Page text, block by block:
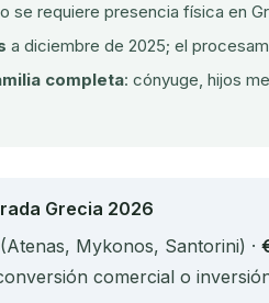
se requiere presencia física en
a diciembre de 2025; el
completa: cónyuge, hijos
Grecia 2026
(Atenas, Mykonos, Santorini) ·
comercial o